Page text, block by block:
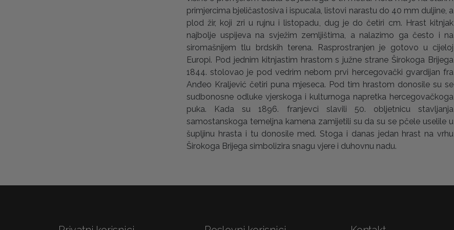
primjercima bjeličastosiva i ispucala, listovi narastu do 40 mm duljine, a
plod žir, koji zri u rujnu i listopadu, dug je do četiri cm. Hrast kitnjak
najbolje uspijeva na svježim zemljištima, a nalazimo ga često i na
siromašnijem tlu brdskih terena. Rasprostranjen je gotovo u cijeloj
Europi. Pod jednim kitnjastim hrastom s južne strane Širokoga Brijega
1844. stolovao je pod vedrim nebom prvi hercegovački gvardijan fra
Anđeo Kraljević četiri puna mjeseca. Pod tim hrastom donosile su se
sudbonosne odluke vjerskoga i kulturnoga napretka hercegovačkoga
puka. Kada su 1896. franjevci slavili 50. obljetnicu stavljanja
samostanskoga temeljna kamena zamijetili su da su se pčele uselile u
šupljinu hrasta i tu donosile med. Stoga i danas jedan hrast na vrhu
Širokoga Brijega simbolizira snagu vjere i duhovnu nadu.